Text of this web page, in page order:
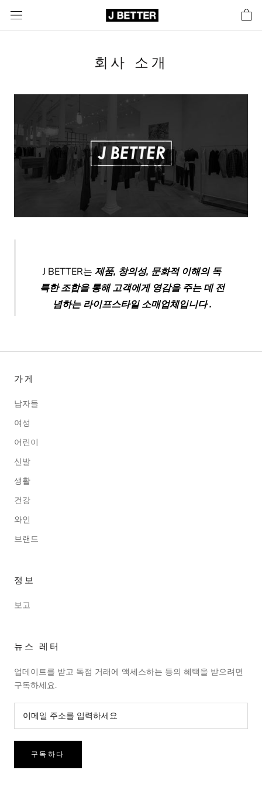
츠
회사 소개
J BETTER는 제품, 창의성, 문화적 이해의 독
특한 조합을 통해 고객에게 영감을 주는 데 전
념하는 라이프스타일 소매업체입니다 .
가게
남자들
여성
어린이
신발
생활
건강
와인
브랜드
정보
보고
뉴스 레터
업데이트를 받고 독점 거래에 액세스하는 등의 혜택을 받으려면
구독하세요.
구독하다